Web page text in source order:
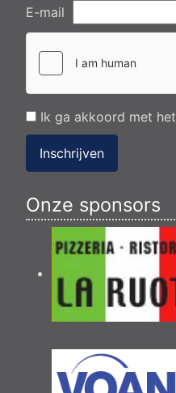
E-mail
Ik ga akkoord met het
Inschrijven
Onze sponsors